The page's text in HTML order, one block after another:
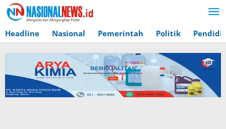
Lewati
ke
konten
Headline Nasional Pemerintah Politik